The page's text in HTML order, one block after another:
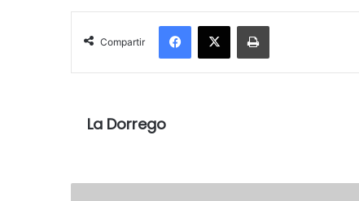
Compartir
Facebook
X Imprimir
La Dorrego